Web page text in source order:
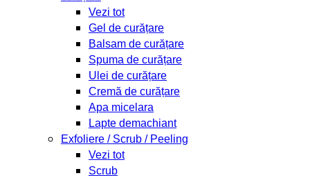
Vezi tot
Gel de curățare
Balsam de curățare
Spuma de curățare
Ulei de curățare
Cremă de curățare
Apa micelara
Lapte demachiant
Exfoliere / Scrub / Peeling
Vezi tot
Scrub